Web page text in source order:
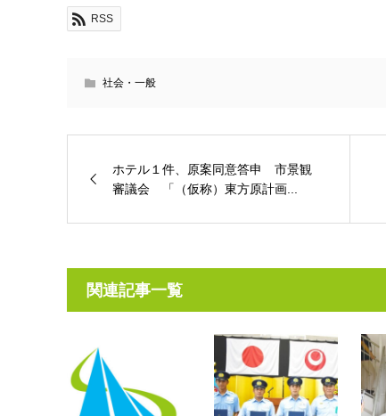
RSS
社会・一般
ホテル１件、原案同意答申 市景観
審議会 「（仮称）東方原計画...
関連記事一覧